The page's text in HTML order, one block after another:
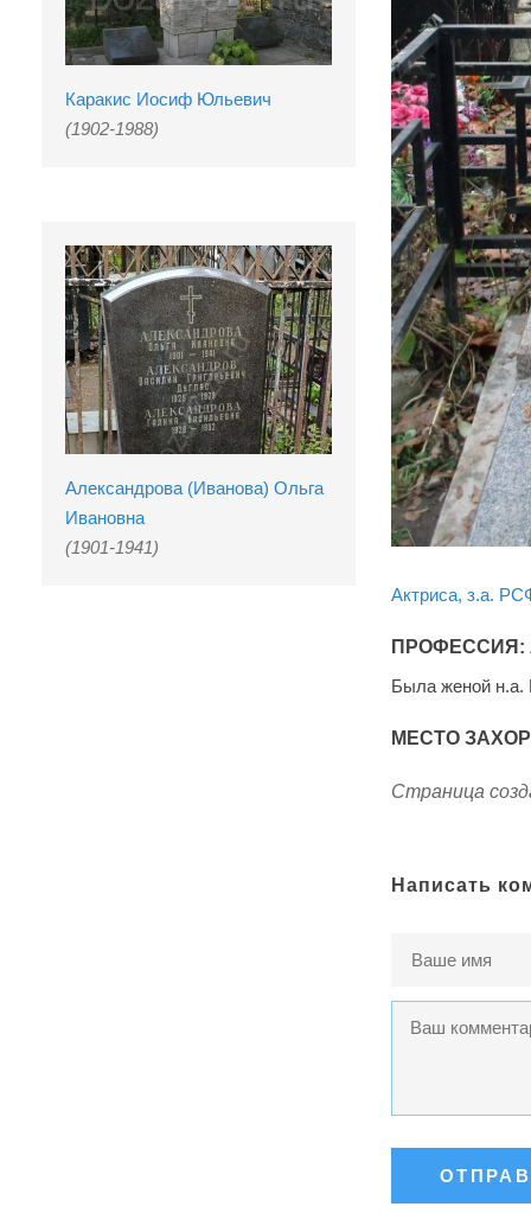
Каракис Иосиф Юльевич
(1902-1988)
Александрова (Иванова) Ольга
Ивановна
(1901-1941)
Актриса, з.а.
ПРОФЕССИЯ:
Была женой
МЕСТО
Страница
Написать